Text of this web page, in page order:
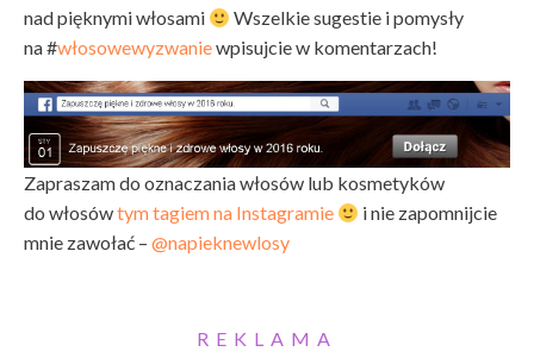
nad pięknymi włosami
Wszelkie sugestie i pomysły
na #włosowewyzwaniewpisujcie w komentarzach!
Zapraszam do oznaczania włosów lub kosmetyków
do włosówtym tagiem na Instagramie
i nie zapomnijcie
mnie zawołać – @napieknewlosy
REKLAMA